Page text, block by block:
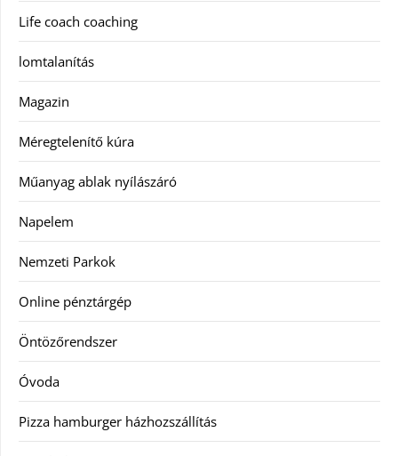
Life coach coaching
lomtalanítás
Magazin
Méregtelenítő kúra
Műanyag ablak nyílászáró
Napelem
Nemzeti Parkok
Online pénztárgép
Öntözőrendszer
Óvoda
Pizza hamburger házhozszállítás